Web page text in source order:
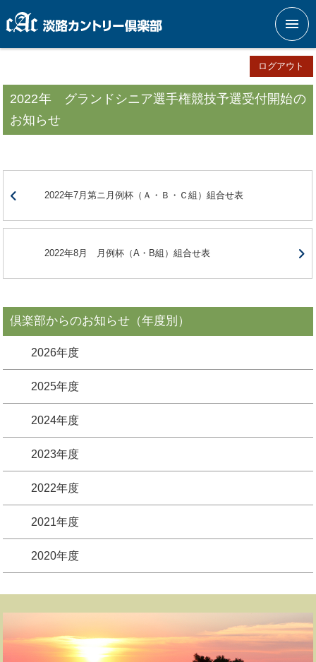
メニ
ログアウト
2022年 グランドシニア選手権競技予選受付開始の
お知らせ
2022年7月第ニ月例杯（Ａ・Ｂ・Ｃ組）組合せ表
2022年8月 月例杯（A・B組）組合せ表
倶楽部からのお知らせ（年度別）
2026年度
2025年度
2024年度
2023年度
2022年度
2021年度
2020年度